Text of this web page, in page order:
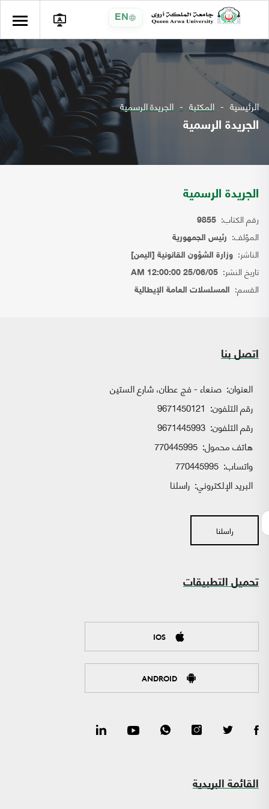
EN
الرئيسية المكتبة الجريدة الرسمية
الجريدة الرسمية
الجريدة الرسمية
رقم الكتاب: 9855
المؤلف: رئيس الجمهورية
الناشر: وزارة الشؤون القانونية [اليمن]
تاريخ النشر: 25/06/05 12:00:00 AM
القسم: المسلسلات العامة الإيطالية
اتصل بنا
العنوان: صنعاء - فج عطان، شارع الستين
رقم التلفون: 9671450121
رقم التلفون: 9671445993
هاتف محمول: 770445995
واتساب:
البريد الإلكتروني: راسلنا
راسلنا
تحميل التطبيقات
IOS
ANDROID
القائمة البريدية